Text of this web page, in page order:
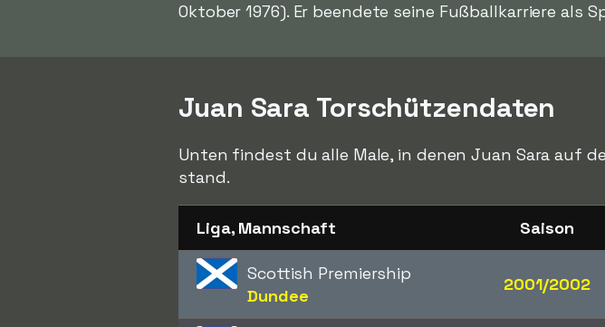
Oktober 1976). Er beendete seine Fußballkarriere als
Juan Sara Torschützendaten
Unten findest du alle Male, in denen Juan Sara auf
stand.
Liga, Mannschaft Saison
Scottish Premiership
Dundee
2001/2002